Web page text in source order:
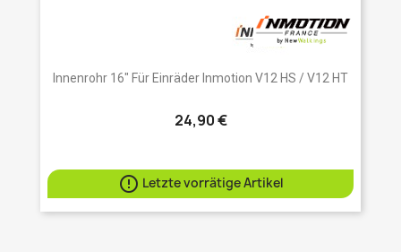
Innenrohr 16" Für Einräder Inmotion V12 HS / V12 HT
24,90 €
 Letzte vorrätige Artikel